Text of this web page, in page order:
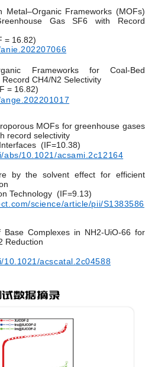
Metal–Organic Frameworks (MOFs)
Gas SF6 with Record
= 16.82)
Frameworks for Coal-Bed
CH4/N2 Selectivity
= 16.82)
MOFs for greenhouse gases
record selectivity
(IF=10.38)
10.1021/acsami.2c12164
by the solvent effect for efficient
Technology (IF=9.13)
science/article/pii/S1383586
Base Complexes in NH2-UiO-66 for
Reduction
10.1021/acscatal.2c04588